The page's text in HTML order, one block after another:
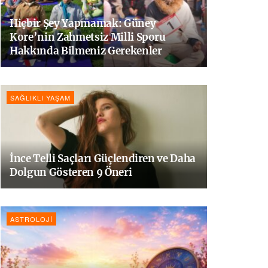
Hiçbir Şey Yapmamak: Güney
Kore’nin Zahmetsiz Milli Sporu
Hakkında Bilmeniz Gerekenler
SAĞLIKLI YAŞAM
İnce Telli Saçları Güçlendiren ve Daha
Dolgun Gösteren 9 Öneri
ASTROLOJI